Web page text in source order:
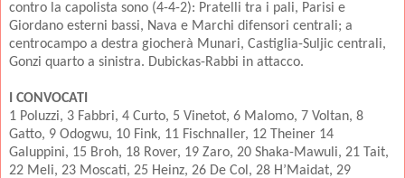
contro la capolista sono (4-4-2): Pratelli tra i pali, Parisi e
Giordano esterni bassi, Nava e Marchi difensori centrali; a
centrocampo a destra giocherà Munari, Castiglia-Suljic centrali,
Gonzi quarto a sinistra. Dubickas-Rabbi in attacco.
I CONVOCATI
1 Poluzzi, 3 Fabbri, 4 Curto, 5 Vinetot, 6 Malomo, 7 Voltan, 8
Gatto, 9 Odogwu, 10 Fink, 11 Fischnaller, 12 Theiner 14
Galuppini, 15 Broh, 18 Rover, 19 Zaro, 20 Shaka-Mawuli, 21 Tait,
22 Meli, 23 Moscati, 25 Heinz, 26 De Col, 28 H’Maidat, 29